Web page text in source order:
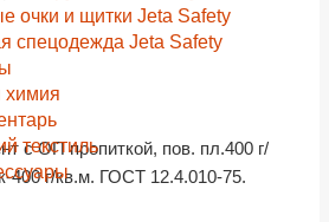
очки и щитки Jeta Safety
спецодежда Jeta Safety
химия
текстиль
с ОП пропиткой, пов. пл.400 г/
400 г/кв.м. ГОСТ 12.4.010-75.